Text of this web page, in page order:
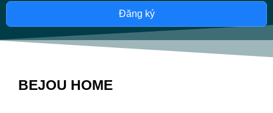
Đăng ký
BEJOU HOME